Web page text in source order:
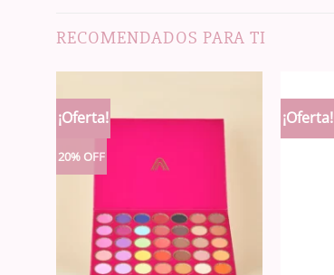
RECOMENDADOS PARA TI
¡Oferta!
20% OFF
¡Oferta!